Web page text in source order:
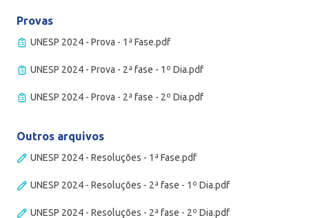
Provas
UNESP 2024 - Prova - 1ª Fase.pdf
UNESP 2024 - Prova - 2ª fase - 1º Dia.pdf
UNESP 2024 - Prova - 2ª fase - 2º Dia.pdf
Outros arquivos
UNESP 2024 - Resoluções - 1ª Fase.pdf
UNESP 2024 - Resoluções - 2ª fase - 1º Dia.pdf
UNESP 2024 - Resoluções - 2ª fase - 2º Dia.pdf